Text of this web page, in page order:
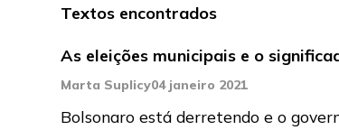
Textos encontrados
As eleições municipais e o
Marta Suplicy04 janeiro 2021
Bolsonaro está derretendo e o